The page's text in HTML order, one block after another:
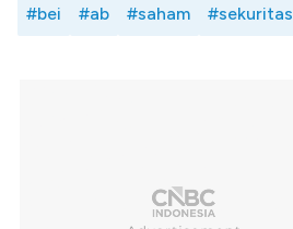
#bei #ab #saham #sekuritas